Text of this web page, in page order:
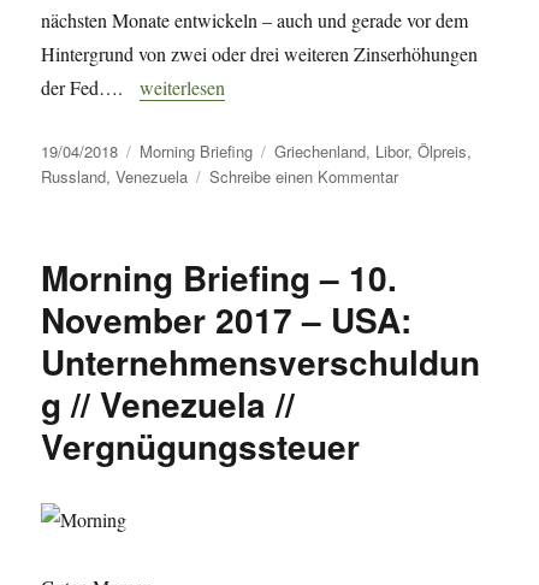
nächsten Monate entwickeln – auch und gerade vor dem
Hintergrund von zwei oder drei weiteren Zinserhöhungen
der Fed….„Morning Briefing – 19. April 2018 – Russland //
weiterlesen
Veröffentlicht
am
19/04/2018 Kategorien
Morning Briefing Schlagwörter
Griechenland, Libor,Ölpreis,
Russland,Venezuela Schreibe einen Kommentarzu
2018
–
Russland
Morning Briefing – 10.
November 2017 – USA:
Unternehmensverschuldun
g // Venezuela //
Vergnügungssteuer